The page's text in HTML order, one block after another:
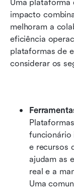
Uma plataforma
impacto
melhoram a
eficiência
plataformas de
considerar os
funcionário
e recursos
ajudam as
real e a
Uma